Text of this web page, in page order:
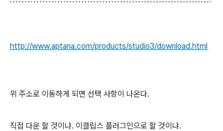
http://www.aptana.com/products/studio3/download.html
위 주소로 이동하게 되면 선택 사항이 나온다.
직접 다운 할 것이냐. 이클립스 플러그인으로 할 것이냐.